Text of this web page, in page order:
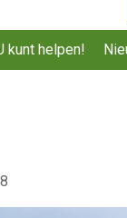
kunt helpen!